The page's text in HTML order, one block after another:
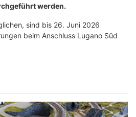
werden.
sind bis 26. Juni 2026
beim Anschluss Lugano Süd